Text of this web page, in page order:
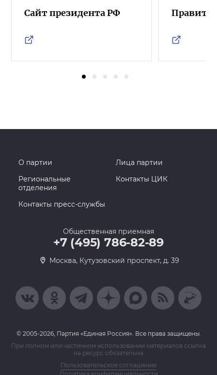
Сайт президента РФ
О партии
Лица партии
Региональные
отделения
Контакты ЦИК
Контакты пресс-службы
Общественная приемная
+7 (495) 786-82-89
Москва, Кутузовский проспект, д. 39
© 2005-2026, Партия «Единая Россия». Все права защищены.
При полном или частичном использовании материалов ссылка
на ресурс обязательна
Пользовательское соглашение